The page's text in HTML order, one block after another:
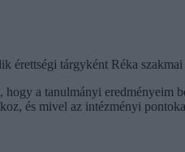
érettségi tárgyként Réka
hogy a tanulmányi eredményeim
és mivel az intézményi